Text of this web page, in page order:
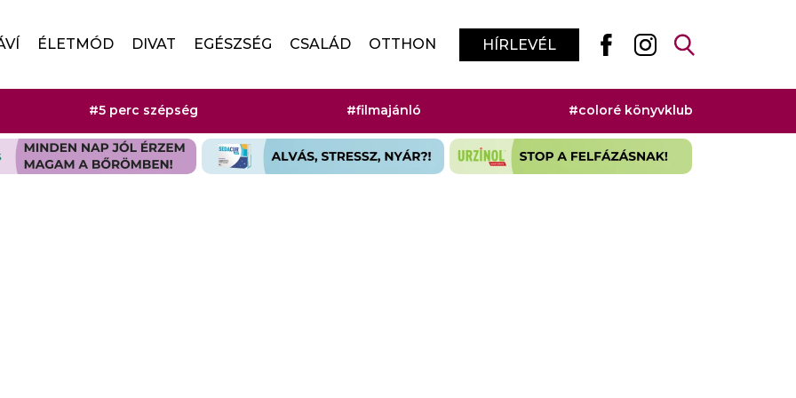
ÉLETMÓD DIVAT EGÉSZSÉG CSALÁD OTTHON HÍRLEVÉL
#5 perc szépség #filmajánló #coloré könyvklub